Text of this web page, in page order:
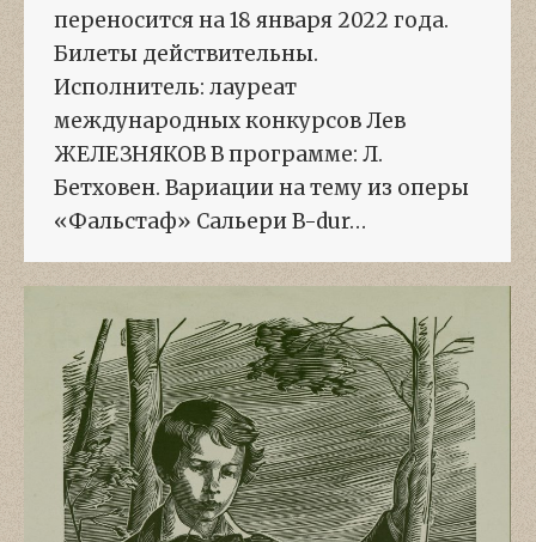
переносится на 18 января 2022 года.
Билеты действительны.
Исполнитель: лауреат
международных конкурсов Лев
ЖЕЛЕЗНЯКОВ В программе: Л.
Бетховен. Вариации на тему из оперы
«Фальстаф» Сальери B-dur…